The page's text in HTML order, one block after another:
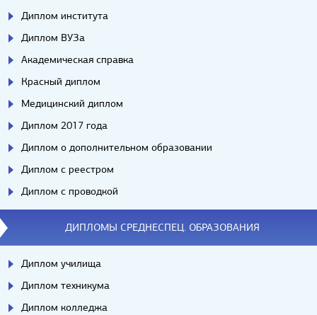
Диплом института
Диплом ВУЗа
Академическая справка
Красный диплом
Медицинский диплом
Диплом 2017 года
Диплом о дополнительном образовании
Диплом с реестром
Диплом с проводкой
ДИПЛОМЫ СРЕДНЕСПЕЦ. ОБРАЗОВАНИЯ
Диплом училища
Диплом техникума
Диплом колледжа